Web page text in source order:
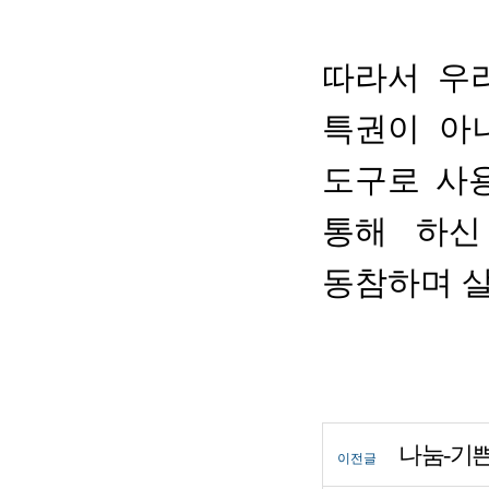
따라서 우
특권이 아
도구로 사
통해 하
동참하며
이전글 나눔-기